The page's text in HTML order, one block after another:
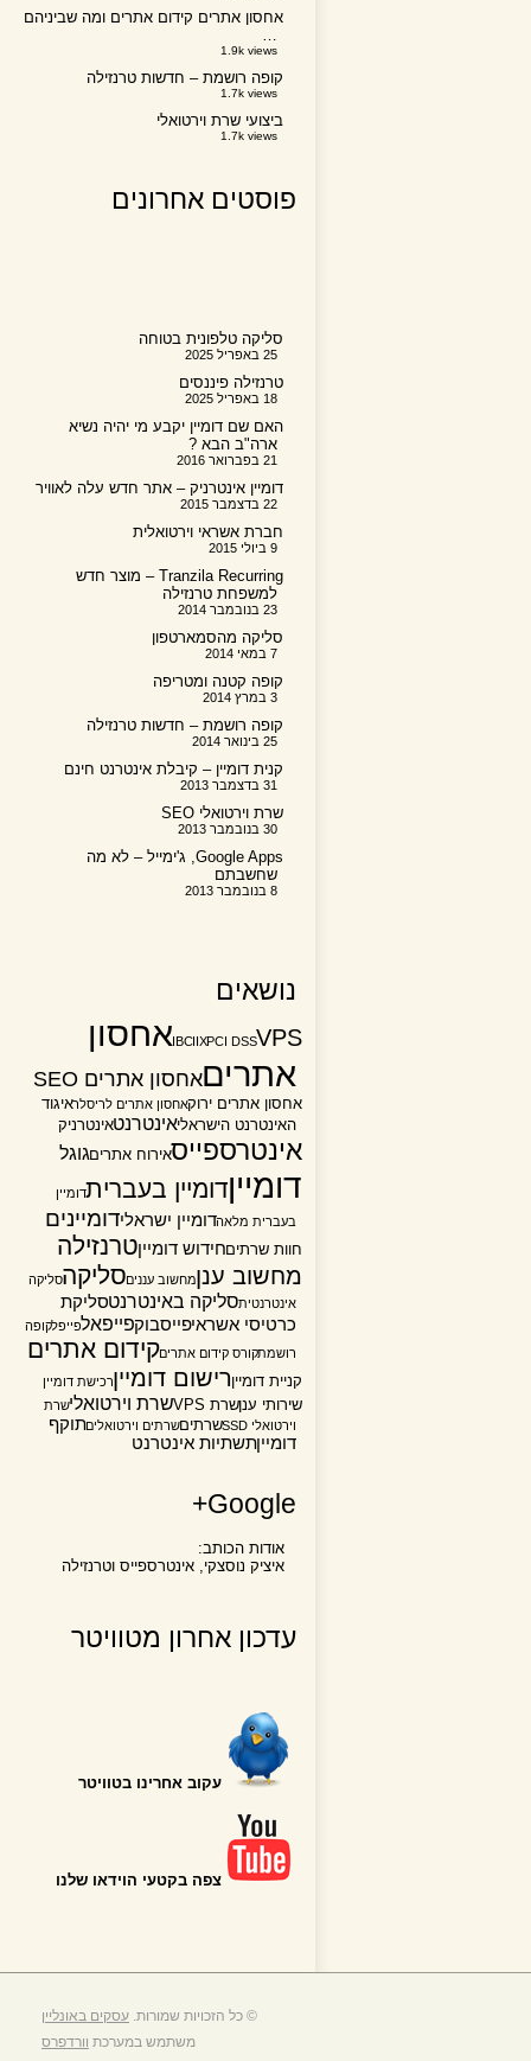
אחסון אתרים קידום אתרים ומה שביניהם
1.9k views
קופה רושמת – חדשות טרנזילה
1.7k views
ביצועי שרת וירטואלי
1.7k views
פוסטים אחרונים
סליקה טלפונית בטוחה
טרנזילה פיננסים
האם שם דומיין יקבע מי יהיה נשיא
ארה"ב הבא ?
דומיין אינטרניק – אתר חדש עלה לאוויר
חברת אשראי וירטואלית
Tranzila Recurring – מוצר חדש
למשפחת טרנזילה
סליקה מהסמארטפון
קופה קטנה ומטריפה
קופה רושמת – חדשות טרנזילה
קנית דומיין – קיבלת אינטרנט חינם
שרת וירטואלי SEO
Google Apps, ג'ימייל – לא מה
שחשבתם
נושאים
IBCIIXPCI DSSVPS
אחסון
אתריםאחסון אתרים SEO
אחסון אתרים ירוק אחסון אתרים לריסלראיגוד
האינטרנט הישראליאינטרנטאינטרניק
אינטרספייס אירוח אתריםגוגל
דומייןדומיין בעבריתדומיין
בעברית מלאהדומיין ישראלידומיינים
חוות שרתיםחידוש דומייןטרנזילה
מחשוב ענןמחשוב ענניםסליקהסליקה
אינטרנטיתסליקה באינטרנטסליקת
כרטיסי אשראיפייסבוקפייפאלפייפלקופה
רושמתקורס קידום אתריםקידום אתרים
קניית דומייןרישום דומייןרכישת דומיין
שירותי ענןשרת VPS שרת וירטואלישרת
וירטואלי SSD
שרתיםשרתים וירטואליםתוקף
דומייןתשתיות אינטרנט
Google+
אודות הכותב:
איציק נוסצקי, אינטרספייס וטרנזילה
עדכון אחרון מטוויטר
עקוב אחרינו בטוויטר
צפה בקטעי הוידאו שלנו
© כל הזכויות שמורות.עסקים באונליין
משתמש במערכתוורדפרס